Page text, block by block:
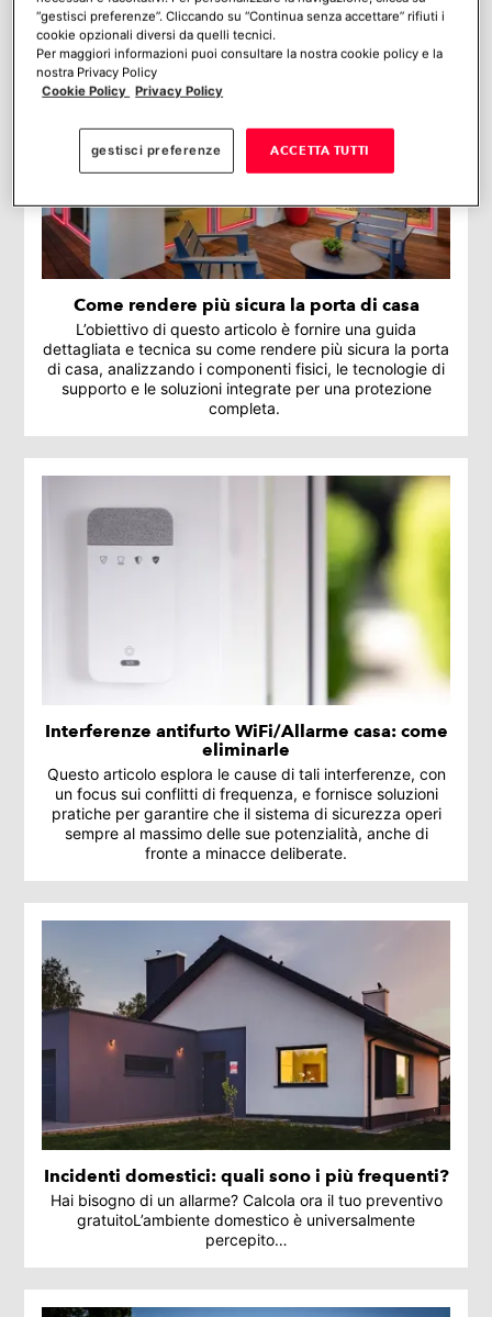
Come rendere più sicura la porta di casa
L’obiettivo di questo articolo è fornire una guida
dettagliata e tecnica su come rendere più sicura la porta
di casa, analizzando i componenti fisici, le tecnologie di
supporto e le soluzioni integrate per una protezione
completa.
Interferenze antifurto WiFi/Allarme casa: come
eliminarle
Questo articolo esplora le cause di tali interferenze, con
un focus sui conflitti di frequenza, e fornisce soluzioni
pratiche per garantire che il sistema di sicurezza operi
sempre al massimo delle sue potenzialità, anche di
fronte a minacce deliberate.
Incidenti domestici: quali sono i più frequenti?
Hai bisogno di un allarme? Calcola ora il tuo preventivo
gratuitoL’ambiente domestico è universalmente
percepito…
“gestisci preferenze”. Cliccando su “Continua senza accettare” rifiuti i
cookie opzionali diversi da quelli tecnici.
Per maggiori informazioni puoi consultare la nostra cookie policy e la
nostra Privacy Policy
Cookie Policy Privacy Policy
gestisci preferenze ACCETTA TUTTI